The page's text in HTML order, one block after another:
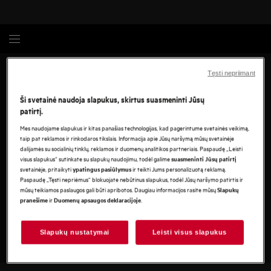
užklausos forma
Informacija apie bendrovę
UAB „Electrolux" buveinės adresas: Ukmergės g. 219, Vilnius,
LT-07152
Adresas
Ukmergės g. 219, Vilnius
Ši svetainė naudoja slapukus, skirtus suasmeninti Jūsų
patirtį.
Mes naudojame slapukus ir kitas panašias technologijas, kad pagerintume svetainės veikimą,
taip pat reklamos ir rinkodaros tikslais. Informacija apie Jūsų naršymą mūsų svetainėje
dalijamės su socialinių tinklų, reklamos ir duomenų analitikos partneriais. Paspaudę „Leisti
visus slapukus“ sutinkate su slapukų naudojimu, todėl galimesuasmeninti Jūsų patirtį
svetainėje, pritaikytiypatingus pasiūlymusir teikti Jums personalizuotą reklamą.
Paspaudę „Tęsti nepriėmus“ blokuojate nebūtinus slapukus, todėl Jūsų naršymo patirtis ir
mūsų teikiamos paslaugos gali būti apribotos. Daugiau informacijos rasite mūsųSlapukų
pranešimeirDuomenų apsaugos deklaracijoje.
Slapukų nustatymai Leisti visus slapukus
Tęsti nepriimant